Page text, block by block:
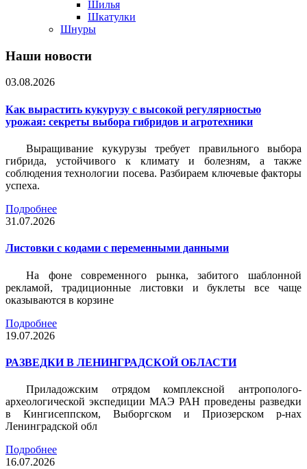
Шилья
Шкатулки
Шнуры
Наши новости
03.08.2026
Как вырастить кукурузу с высокой регулярностью
урожая: секреты выбора гибридов и агротехники
Выращивание кукурузы требует правильного выбора
гибрида, устойчивого к климату и болезням, а также
соблюдения технологии посева. Разбираем ключевые факторы
успеха.
Подробнее
31.07.2026
Листовки c кодами с переменными данными
На фоне современного рынка, забитого шаблонной
рекламой, традиционные листовки и буклеты все чаще
оказываются в корзине
Подробнее
19.07.2026
РАЗВЕДКИ В ЛЕНИНГРАДСКОЙ ОБЛАСТИ
Приладожским отрядом комплексной антрополого-
археологической экспедиции МАЭ РАН проведены разведки
в Кингисеппском, Выборгском и Приозерском р-нах
Ленинградской обл
Подробнее
16.07.2026